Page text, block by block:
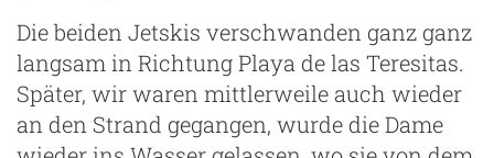
Die beiden Jetskis verschwanden ganz ganz
langsam in Richtung Playa de las Teresitas.
Später, wir waren mittlerweile auch wieder
an den Strand gegangen, wurde die Dame